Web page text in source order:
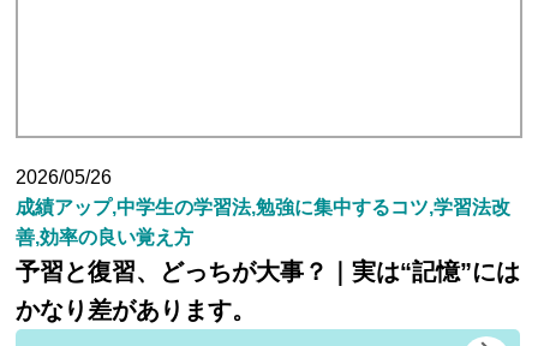
2026/05/26
成績アップ,中学生の学習法,勉強に集中するコツ,学習法改
善,効率の良い覚え方
予習と復習、どっちが大事？｜実は“記憶”には
かなり差があります。